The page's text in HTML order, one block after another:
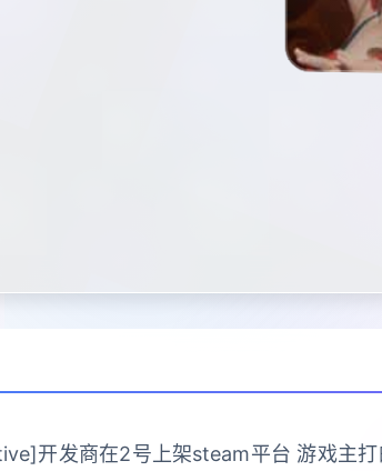
开发商在2号上架steam平台 游戏主